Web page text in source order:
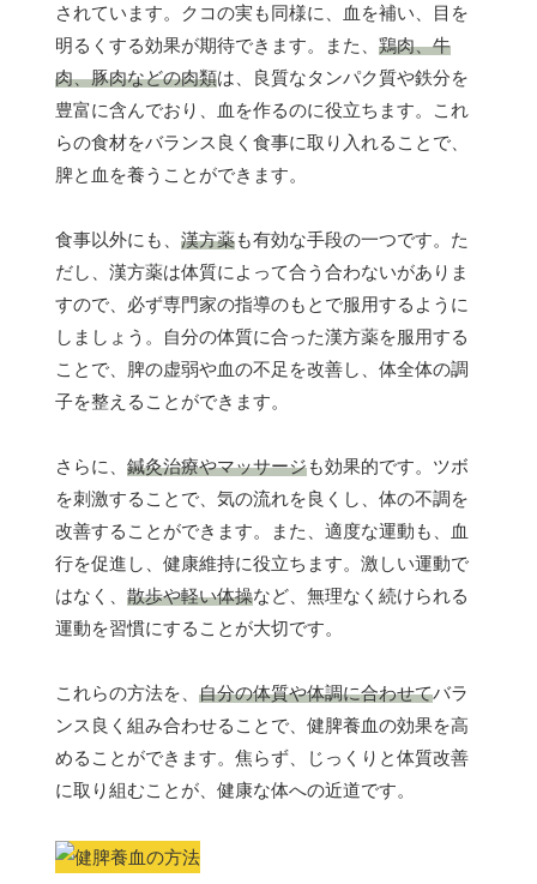
されています。クコの実も同様に、血を補い、目を
明るくする効果が期待できます。また、 鶏肉、牛
肉、豚肉などの肉類は、良質なタンパク質や鉄分を
豊富に含んでおり、血を作るのに役立ちます。これ
らの食材をバランス良く食事に取り入れることで、
脾と血を養うことができます。
食事以外にも、 漢方薬も有効な手段の一つです。た
だし、漢方薬は体質によって合う合わないがありま
すので、必ず専門家の指導のもとで服用するように
しましょう。自分の体質に合った漢方薬を服用する
ことで、脾の虚弱や血の不足を改善し、体全体の調
子を整えることができます。
さらに、 鍼灸治療やマッサージも効果的です。ツボ
を刺激することで、気の流れを良くし、体の不調を
改善することができます。また、適度な運動も、血
行を促進し、健康維持に役立ちます。激しい運動で
はなく、 散歩や軽い体操など、無理なく続けられる
運動を習慣にすることが大切です。
これらの方法を、 自分の体質や体調に合わせてバラ
ンス良く組み合わせることで、健脾養血の効果を高
めることができます。焦らず、じっくりと体質改善
に取り組むことが、健康な体への近道です。